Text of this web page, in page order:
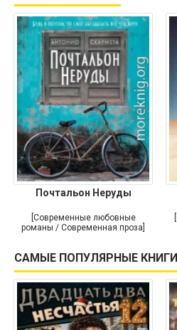
Почтальон Неруды
[Современные любовные
романы / Современная проза]
САМЫЕ ПОПУЛЯРНЫЕ КНИГИ